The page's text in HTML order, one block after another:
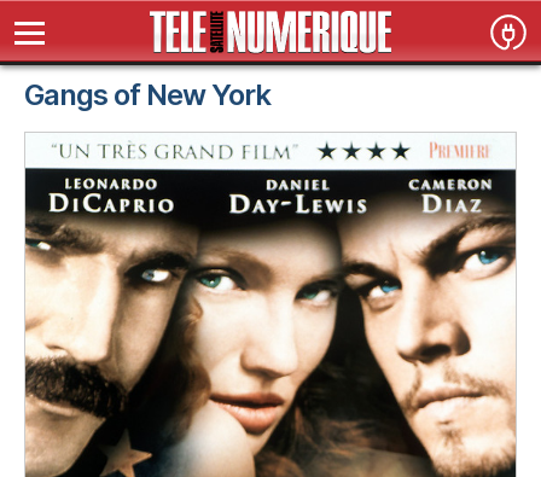
Gangs of New York